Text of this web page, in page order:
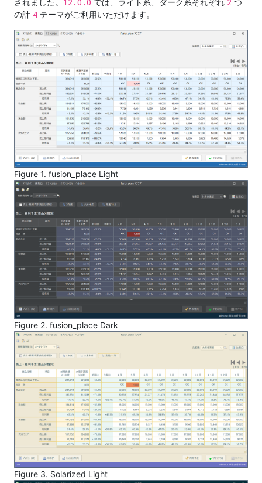
の計 4 テーマがご利用いただけます。
Figure 1. fusion_place Light
Figure 2. fusion_place Dark
Figure 3. Solarized Light